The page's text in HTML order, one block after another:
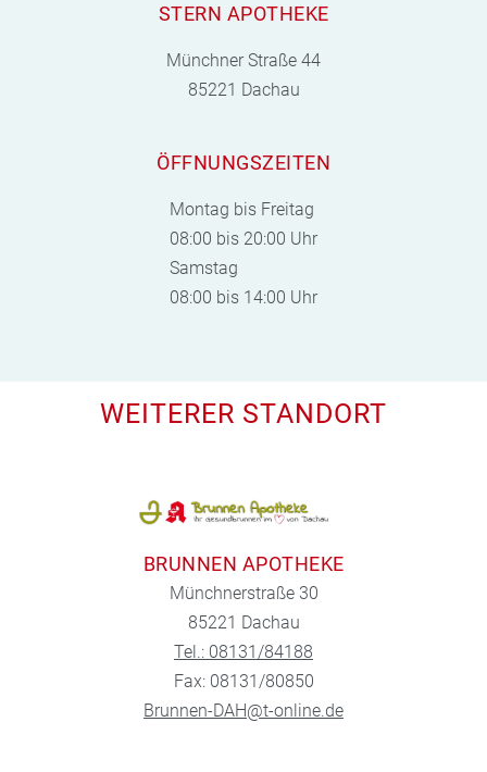
STERN APOTHEKE
Münchner Straße 44
85221 Dachau
ÖFFNUNGSZEITEN
Montag bis Freitag
08:00 bis 20:00 Uhr
Samstag
08:00 bis 14:00 Uhr
WEITERER STANDORT
BRUNNEN APOTHEKE
Münchnerstraße 30
85221 Dachau
Tel.: 08131/84188
Fax: 08131/80850
Brunnen-DAH@t-online.de